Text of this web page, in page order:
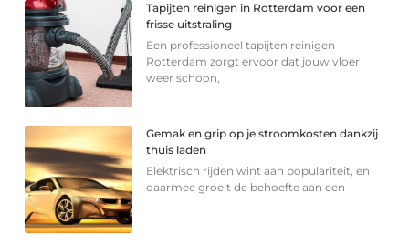
Tapijten reinigen in Rotterdam voor een
frisse uitstraling
Een professioneel tapijten reinigen
Rotterdam zorgt ervoor dat jouw vloer
weer schoon,
Gemak en grip op je stroomkosten dankzij
thuis laden
Elektrisch rijden wint aan populariteit, en
daarmee groeit de behoefte aan een